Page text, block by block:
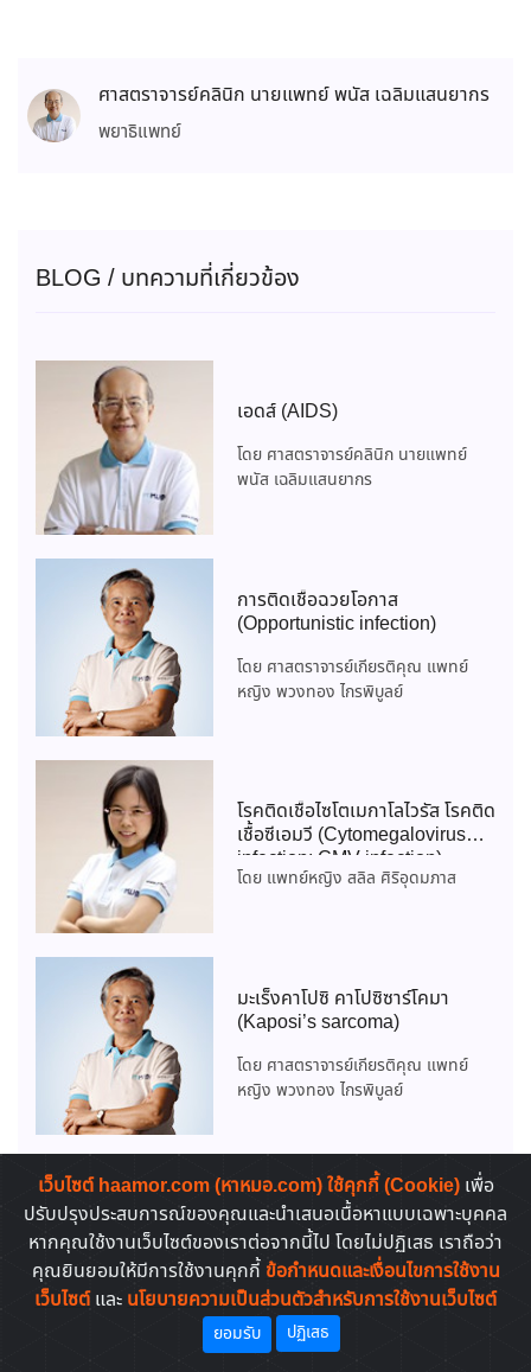
ศาสตราจารย์คลินิก นายแพทย์ พนัส เฉลิมแสนยากร
พยาธิแพทย์
BLOG / บทความที่เกี่ยวข้อง
เอดส์ (AIDS)
โดย ศาสตราจารย์คลินิก นายแพทย์
พนัส เฉลิมแสนยากร
การติดเชื้อฉวยโอกาส
(Opportunistic infection)
โดย ศาสตราจารย์เกียรติคุณ แพทย์
หญิง พวงทอง ไกรพิบูลย์
โรคติดเชื้อไซโตเมกาโลไวรัส โรคติด
เชื้อซีเอมวี (Cytomegalovirus
infection: CMV infection)
โดย แพทย์หญิง สลิล ศิริอุดมภาส
มะเร็งคาโปซิ คาโปซิซาร์โคมา
(Kaposi’s sarcoma)
โดย ศาสตราจารย์เกียรติคุณ แพทย์
หญิง พวงทอง ไกรพิบูลย์
ยาต้านรีโทรไวรัส (Antiretroviral
Agent)
โดย ภก.วิชญ์ภัทร ธรานนท์
เว็บไซต์ haamor.com (หาหมอ.com) ใช้คุกกี้ (Cookie) เพื่อ
ปรับปรุงประสบการณ์ของคุณและนำเสนอเนื้อหาแบบเฉพาะบุคคล
หากคุณใช้งานเว็บไซต์ของเราต่อจากนี้ไป โดยไม่ปฏิเสธ เราถือว่า
คุณยินยอมให้มีการใช้งานคุกกี้ ข้อกำหนดและเงื่อนไขการใช้งาน
เว็บไซต์และ นโยบายความเป็นส่วนตัวสำหรับการใช้งานเว็บไซต์
ยอมรับ ปฏิเสธ